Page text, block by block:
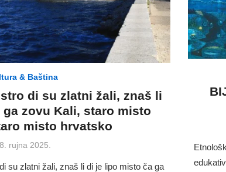
& Baština
di su zlatni žali, znaš li
zovu Kali, staro misto
misto hrvatsko
rujna 2025.
zlatni žali, znaš li di je lipo misto ča ga